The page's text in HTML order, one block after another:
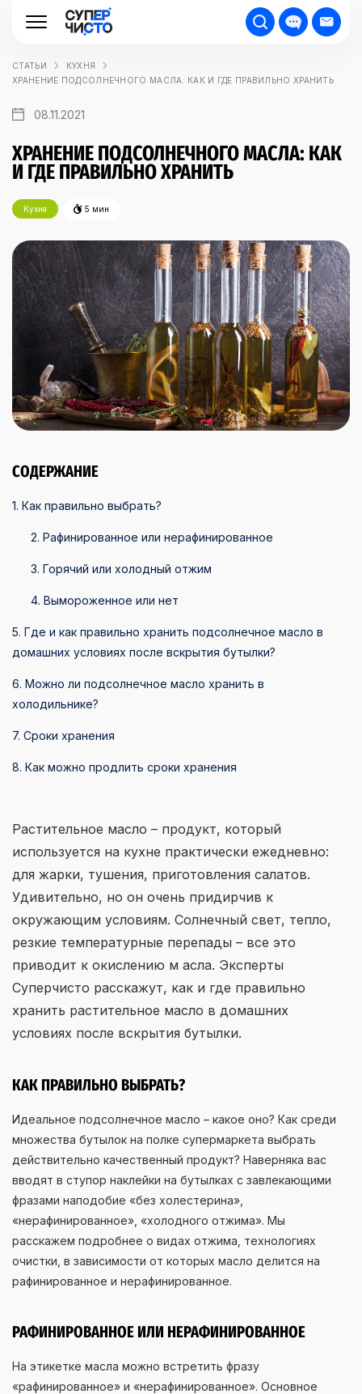
СТАТЬИ
КУХНЯ
ХРАНЕНИЕ ПОДСОЛНЕЧНОГО МАСЛА: КАК И ГДЕ ПРАВИЛЬНО ХРАНИТЬ
08.11.2021
ХРАНЕНИЕ ПОДСОЛНЕЧНОГО МАСЛА: КАК
И ГДЕ ПРАВИЛЬНО ХРАНИТЬ
Кухня 5 мин
СОДЕРЖАНИЕ
1. Как правильно выбрать?
2. Рафинированное или нерафинированное
3. Горячий или холодный отжим
4. Вымороженное или нет
5. Где и как правильно хранить подсолнечное масло в
домашних условиях после вскрытия бутылки?
6. Можно ли подсолнечное масло хранить в
холодильнике?
7. Сроки хранения
8. Как можно продлить сроки хранения
Растительное масло – продукт, который
используется на кухне практически ежедневно:
для жарки, тушения, приготовления салатов.
Удивительно, но он очень придирчив к
окружающим условиям. Солнечный свет, тепло,
резкие температурные перепады – все это
приводит к окислению м асла. Эксперты
Суперчисто расскажут, как и где правильно
хранить растительное масло в домашних
условиях после вскрытия бутылки.
КАК ПРАВИЛЬНО ВЫБРАТЬ?
Идеальное подсолнечное масло – какое оно? Как среди
множества бутылок на полке супермаркета выбрать
действительно качественный продукт? Наверняка вас
вводят в ступор наклейки на бутылках с завлекающими
фразами наподобие «без холестерина»,
«нерафинированное», «холодного отжима». Мы
расскажем подробнее о видах отжима, технологиях
очистки, в зависимости от которых масло делится на
рафинированное и нерафинированное.
РАФИНИРОВАННОЕ ИЛИ НЕРАФИНИРОВАННОЕ
На этикетке масла можно встретить фразу
«рафинированное» и «нерафинированное». Основное